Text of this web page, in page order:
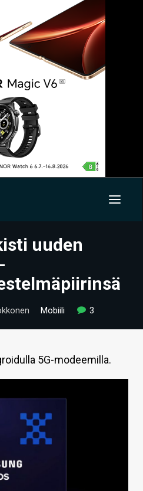
uuden
Mobiili 3
5G-modeemilla.